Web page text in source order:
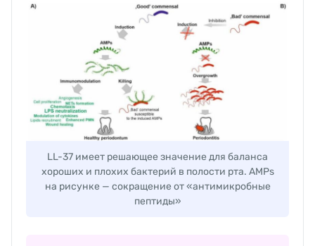
LL-37 имеет решающее значение для баланса
хороших и плохих бактерий в полости рта. AMPs
на рисунке — сокращение от «антимикробные
пептиды»